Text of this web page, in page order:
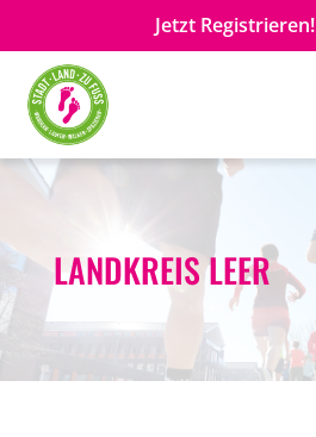
Jetzt Registrieren!
LANDKREIS LEER